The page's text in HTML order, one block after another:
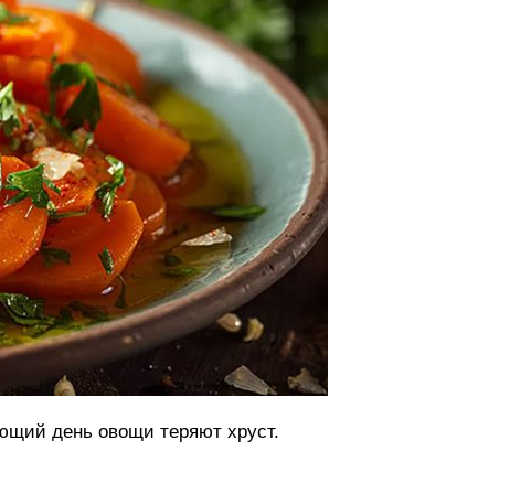
день овощи теряют хруст.